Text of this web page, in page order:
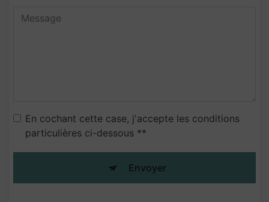
En cochant cette case, j'accepte les conditions
particulières ci-dessous **
Envoyer